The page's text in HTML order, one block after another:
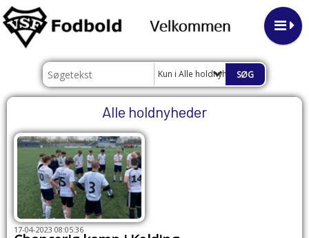
Kun i Alle holdnyheder
Alle holdnyheder
17-04-2023 08:05:36